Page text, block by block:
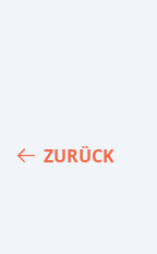
ZURÜCK